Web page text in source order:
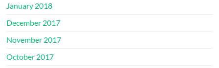
January 2018
December 2017
November 2017
October 2017